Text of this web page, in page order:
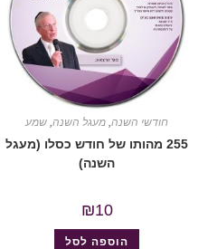
חודשי השנה, מעגל השנה, שמע
255 מהותו של חודש כסלו (מעגל
השנה)
₪10
הוספה לסל